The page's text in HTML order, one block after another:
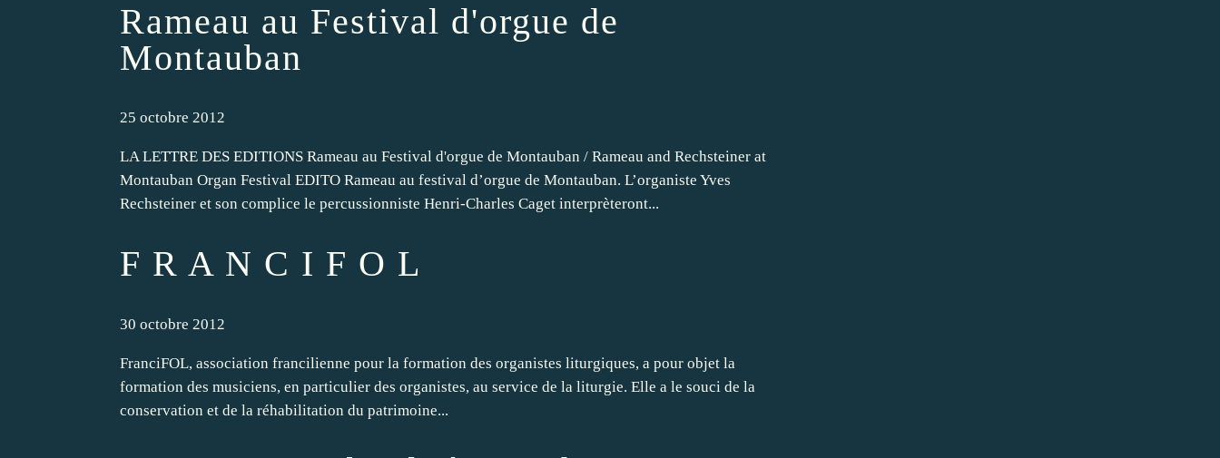
Rameau au Festival d'orgue de
Montauban
25 octobre 2012
LA LETTRE DES EDITIONS Rameau au Festival d'orgue de Montauban / Rameau and Rechsteiner at
Montauban Organ Festival EDITO Rameau au festival d’orgue de Montauban. L’organiste Yves
Rechsteiner et son complice le percussionniste Henri-Charles Caget interprèteront...
F R A N C I F O L
30 octobre 2012
FranciFOL, association francilienne pour la formation des organistes liturgiques, a pour objet la
formation des musiciens, en particulier des organistes, au service de la liturgie. Elle a le souci de la
conservation et de la réhabilitation du patrimoine...